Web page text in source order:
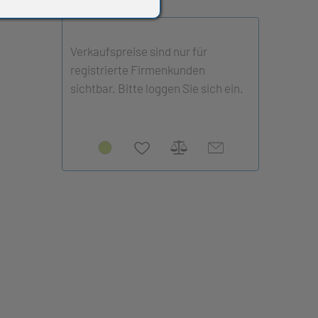
Verkaufspreise sind nur für
registrierte Firmenkunden
sichtbar. Bitte loggen Sie sich ein.